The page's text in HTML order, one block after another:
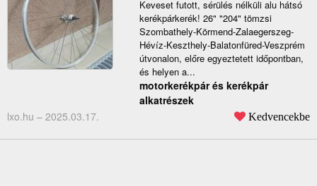
Keveset futott, sérülés nélküli alu hátsó
kerékpárkerék! 26" "204" tömzsi
Szombathely-Körmend-Zalaegerszeg-
Hévíz-Keszthely-Balatonfüred-Veszprém
útvonalon, előre egyeztetett időpontban,
és helyen a...
motorkerékpár és kerékpár
alkatrészek
lxo.hu – 2025.03.17. Kedvencekbe